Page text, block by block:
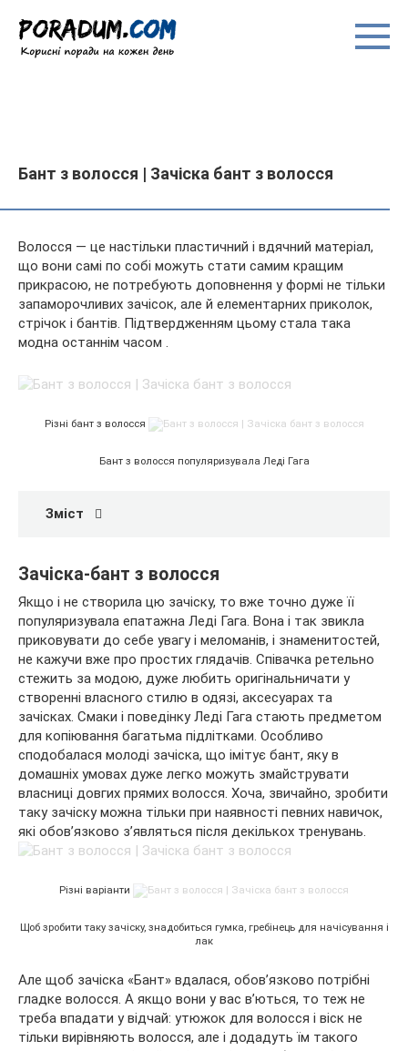
вмісту
Бант з волосся | Зачіска бант з волосся
Волосся — це настільки пластичний і вдячний матеріал,
що вони самі по собі можуть стати самим кращим
прикрасою, не потребують доповнення у формі не тільки
запаморочливих зачісок, але й елементарних приколок,
стрічок і бантів. Підтвердженням цьому стала така
модна останнім часом .
Різні бант з волосся
Бант з волосся популяризувала Леді Гага
Зміст
Зачіска-бант з волосся
Якщо і не створила цю зачіску, то вже точно дуже її
популяризувала епатажна Леді Гага. Вона і так звикла
приковувати до себе увагу і меломанів, і знаменитостей,
не кажучи вже про простих глядачів. Співачка ретельно
стежить за модою, дуже любить оригінальничати у
створенні власного стилю в одязі, аксесуарах та
зачісках. Смаки і поведінку Леді Гага стають предметом
для копіювання багатьма підлітками. Особливо
сподобалася молоді зачіска, що імітує бант, яку в
домашніх умовах дуже легко можуть змайструвати
власниці довгих прямих волосся. Хоча, звичайно, зробити
таку зачіску можна тільки при наявності певних навичок,
які обов’язково з’являться після декількох тренувань.
Різні варіанти
Щоб зробити таку зачіску, знадобиться гумка, гребінець для начісування і
лак
Але щоб зачіска «Бант» вдалася, обов’язково потрібні
гладке волосся. А якщо вони у вас в’ються, то теж не
треба впадати у відчай: утюжок для волосся і віск не
тільки вирівняють волосся, але і додадуть їм такого